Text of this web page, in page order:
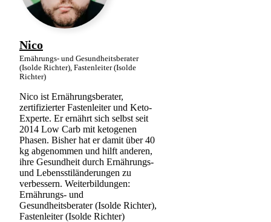
Nico
Ernährungs- und Gesundheitsberater
(Isolde Richter), Fastenleiter (Isolde
Richter)
Nico ist Ernährungsberater,
zertifizierter Fastenleiter und Keto-
Experte. Er ernährt sich selbst seit
2014 Low Carb mit ketogenen
Phasen. Bisher hat er damit über 40
kg abgenommen und hilft anderen,
ihre Gesundheit durch Ernährungs-
und Lebensstiländerungen zu
verbessern. Weiterbildungen:
Ernährungs- und
Gesundheitsberater (Isolde Richter),
Fastenleiter (Isolde Richter)